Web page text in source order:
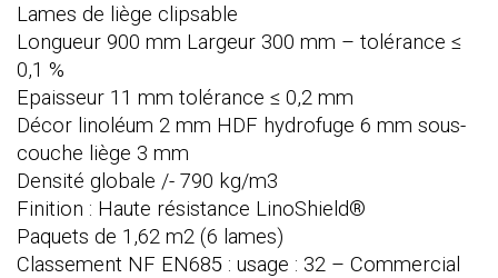
Lames de liège clipsable
Longueur 900 mm Largeur 300 mm – tolérance ≤
0,1 %
Epaisseur 11 mm tolérance ≤ 0,2 mm
Décor linoléum 2 mm HDF hydrofuge 6 mm sous-
couche liège 3 mm
Densité globale /- 790 kg/m3
Finition : Haute résistance LinoShield®
Paquets de 1,62 m2 (6 lames)
Classement NF EN685 : usage : 32 – Commercial